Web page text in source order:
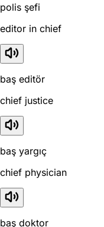
polis şefi
editor in chief
baş editör
chief justice
baş yargıç
chief physician
baş doktor